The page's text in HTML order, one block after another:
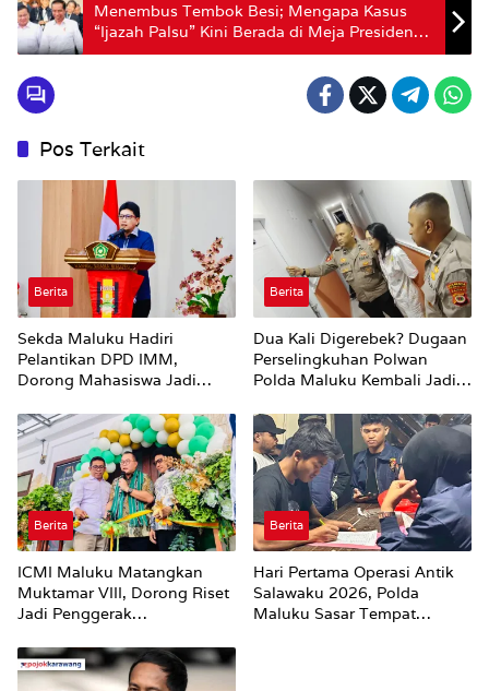
Menembus Tembok Besi; Mengapa Kasus
“Ijazah Palsu” Kini Berada di Meja Presiden
Prabowo?
Pos Terkait
Berita
Sekda Maluku Hadiri
Pelantikan DPD IMM,
Dorong Mahasiswa Jadi
Strategis Pemerintah
Berita
Dua Kali Digerebek? Dugaan
Perselingkuhan Polwan
Polda Maluku Kembali Jadi
Berita
ICMI Maluku Matangkan
Muktamar VIII, Dorong Riset
Jadi Penggerak
Berita
Hari Pertama Operasi Antik
Salawaku 2026, Polda
Maluku Sasar Tempat